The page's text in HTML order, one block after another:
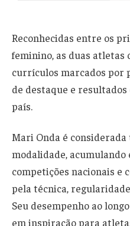
Reconhecidas entre os
feminino, as duas atletas
currículos marcados por
de destaque e
país.
Mari Onda é
modalidade, acumulando
competições nacionais e
pela técnica,
Seu desempenho ao
em inspiração para